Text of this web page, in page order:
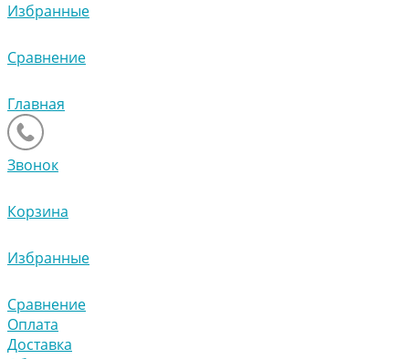
Избранные
Сравнение
Главная
Звонок
Корзина
Избранные
Сравнение
Оплата
Доставка